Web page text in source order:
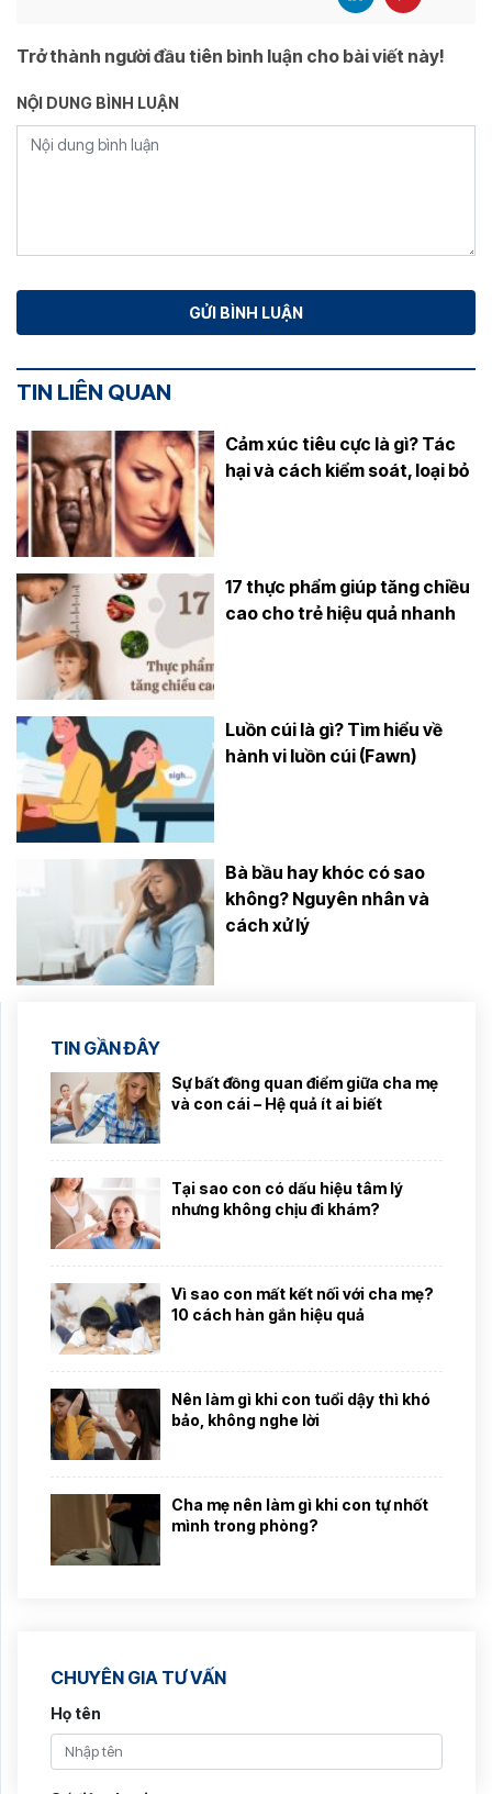
Trở thành người đầu tiên bình luận cho bài viết này!
NỘI DUNG BÌNH LUẬN
TIN LIÊN QUAN
Cảm xúc tiêu cực là gì? Tác
hại và cách kiểm soát, loại bỏ
17 thực phẩm giúp tăng chiều
cao cho trẻ hiệu quả nhanh
Luồn cúi là gì? Tìm hiểu về
hành vi luồn cúi (Fawn)
Bà bầu hay khóc có sao
không? Nguyên nhân và
cách xử lý
TIN GẦN ĐÂY
Sự bất đồng quan điểm giữa cha mẹ
và con cái – Hệ quả ít ai biết
Tại sao con có dấu hiệu tâm lý
nhưng không chịu đi khám?
Vì sao con mất kết nối với cha mẹ?
10 cách hàn gắn hiệu quả
Nên làm gì khi con tuổi dậy thì khó
bảo, không nghe lời
Cha mẹ nên làm gì khi con tự nhốt
mình trong phòng?
CHUYÊN GIA TƯ VẤN
Họ tên